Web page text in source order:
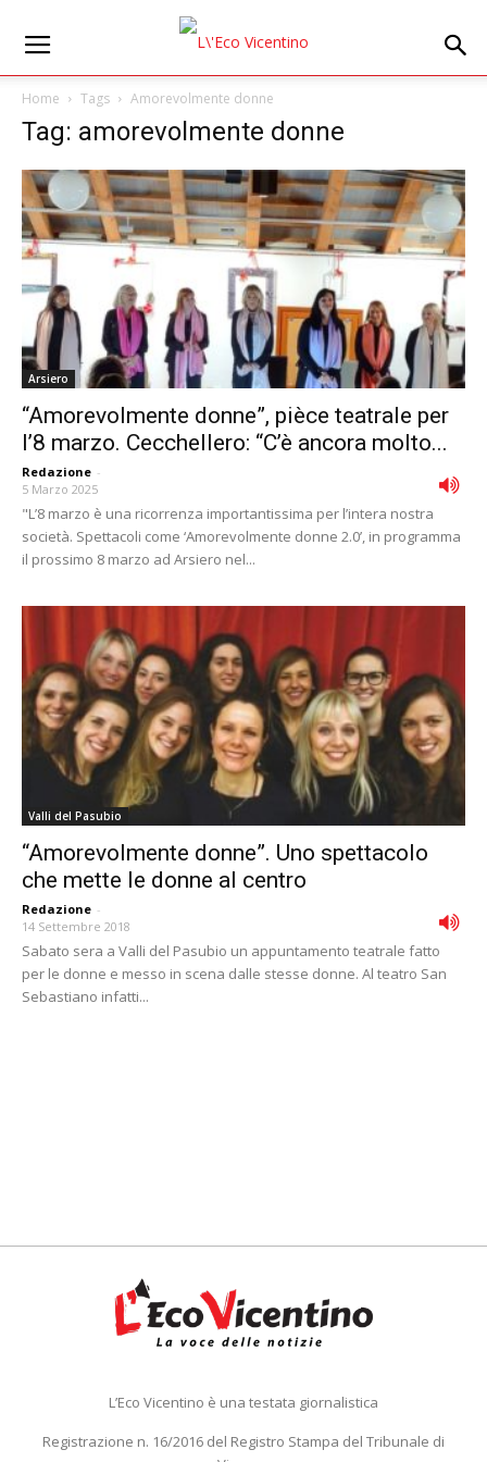
Home Tags Amorevolmente donne
Tag: amorevolmente donne
Arsiero
“Amorevolmente donne”, pièce teatrale per
l’8 marzo. Cecchellero: “C’è ancora molto...
Redazione -
5 Marzo 2025
"L’8 marzo è una ricorrenza importantissima per l’intera nostra
società. Spettacoli come ‘Amorevolmente donne 2.0’, in programma
il prossimo 8 marzo ad Arsiero nel...
Valli del Pasubio
“Amorevolmente donne”. Uno spettacolo
che mette le donne al centro
Redazione -
14 Settembre 2018
Sabato sera a Valli del Pasubio un appuntamento teatrale fatto
per le donne e messo in scena dalle stesse donne. Al teatro San
Sebastiano infatti...
L’Eco Vicentino è una testata giornalistica
Registrazione n. 16/2016 del Registro Stampa del Tribunale di